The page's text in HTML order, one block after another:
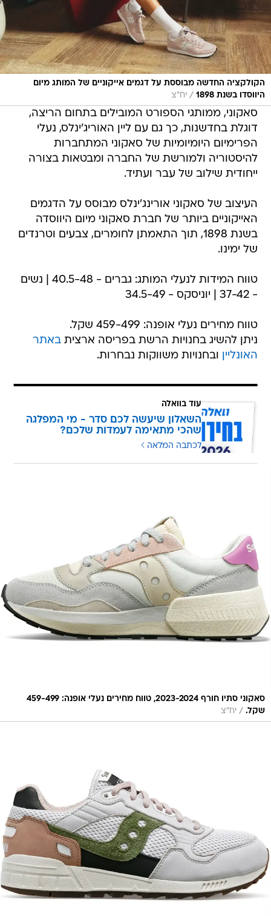
הקולקציה החדשה מבוססת על דגמים אייקוניים של המותג מיום
היווסדו בשנת 1898
/ יח"צ
סאקוני, ממותגי הספורט המובילים בתחום הריצה,
דוגלת בחדשנות, כך גם עם ליין האוריג'ינלס, נעלי
הפרימיום היומיומיות של סאקוני המתחברות
להיסטוריה ולמורשת של החברה ומבטאות בצורה
ייחודית שילוב של עבר ועתיד.
העיצוב של סאקוני אורינג'ינלס מבוסס על הדגמים
האייקוניים ביותר של חברת סאקוני מיום היווסדה
בשנת 1898, תוך התאמתן לחומרים, צבעים וטרנדים
של ימינו.
טווח המידות לנעלי המותג: גברים - 40.5-48 | נשים
- 37-42 | יוניסקס - 34.5-49
טווח מחירים נעלי אופנה: 459-499 שקל.
ניתן להשיג בחנויות הרשת בפריסה ארציתבאתר
האונליין
ובחנויות משווקות נבחרות.
עוד בוואלה
השאלון שיעשה לכם סדר - מי המפלגה
שהכי מתאימה לעמדות שלכם?
לכתבה המלאה
סאקוני סתיו חורף 2023-2024, טווח מחירים נעלי אופנה: 459-499
שקל. / יח"צ